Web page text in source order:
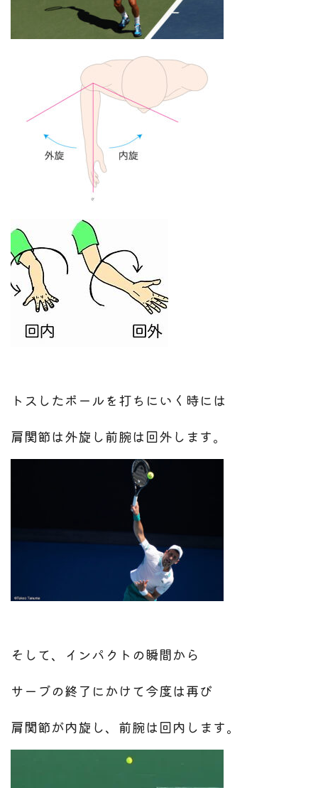
トスしたボールを打ちにいく時には
肩関節は外旋し前腕は回外します。
そして、インパクトの瞬間から
サーブの終了にかけて今度は再び
肩関節が内旋し、前腕は回内します。